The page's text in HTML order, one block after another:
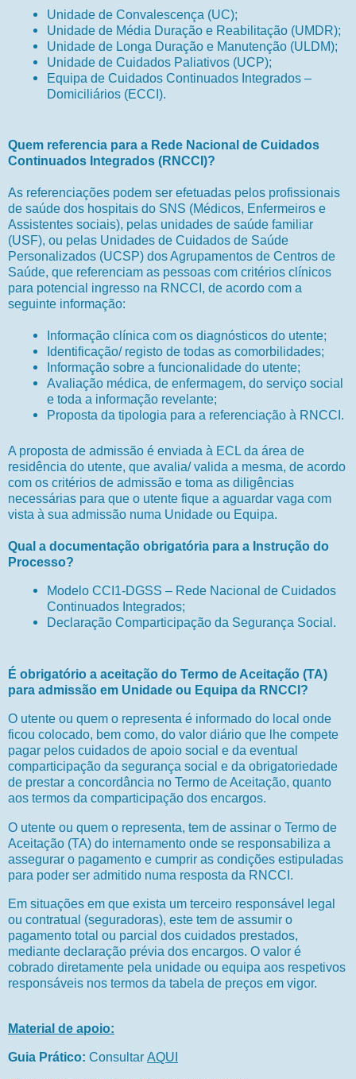
Unidade de Convalescença (UC);
Unidade de Média Duração e Reabilitação (UMDR);
Unidade de Longa Duração e Manutenção (ULDM);
Unidade de Cuidados Paliativos (UCP);
Equipa de Cuidados Continuados Integrados –
Domiciliários (ECCI).
Quem referencia para a Rede Nacional de Cuidados
Continuados Integrados (RNCCI)?
As referenciações podem ser efetuadas pelos profissionais
de saúde dos hospitais do SNS (Médicos, Enfermeiros e
Assistentes sociais), pelas unidades de saúde familiar
(USF), ou pelas Unidades de Cuidados de Saúde
Personalizados (UCSP) dos Agrupamentos de Centros de
Saúde, que referenciam as pessoas com critérios clínicos
para potencial ingresso na RNCCI, de acordo com a
seguinte informação:
Informação clínica com os diagnósticos do utente;
Identificação/ registo de todas as comorbilidades;
Informação sobre a funcionalidade do utente;
Avaliação médica, de enfermagem, do serviço social
e toda a informação revelante;
Proposta da tipologia para a referenciação à RNCCI.
A proposta de admissão é enviada à ECL da área de
residência do utente, que avalia/ valida a mesma, de acordo
com os critérios de admissão e toma as diligências
necessárias para que o utente fique a aguardar vaga com
vista à sua admissão numa Unidade ou Equipa.
Qual a documentação obrigatória para a Instrução do
Processo?
Modelo CCI1-DGSS – Rede Nacional de Cuidados
Continuados Integrados;
Declaração Comparticipação da Segurança Social.
É obrigatório a aceitação do Termo de Aceitação (TA)
para admissão em Unidade ou Equipa da RNCCI?
O utente ou quem o representa é informado do local onde
ficou colocado, bem como, do valor diário que lhe compete
pagar pelos cuidados de apoio social e da eventual
comparticipação da segurança social e da obrigatoriedade
de prestar a concordância no Termo de Aceitação, quanto
aos termos da comparticipação dos encargos.
O utente ou quem o representa, tem de assinar o Termo de
Aceitação (TA) do internamento onde se responsabiliza a
assegurar o pagamento e cumprir as condições estipuladas
para poder ser admitido numa resposta da RNCCI.
Em situações em que exista um terceiro responsável legal
ou contratual (seguradoras), este tem de assumir o
pagamento total ou parcial dos cuidados prestados,
mediante declaração prévia dos encargos. O valor é
cobrado diretamente pela unidade ou equipa aos respetivos
responsáveis nos termos da tabela de preços em vigor.
Material de apoio:
Guia Prático: Consultar AQUI